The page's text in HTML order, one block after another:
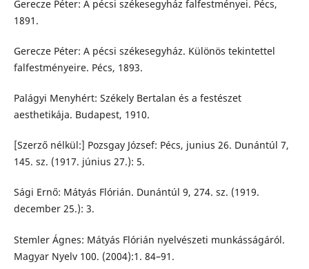
Gerecze Péter: A pécsi székesegyház falfestményei. Pécs,
1891.
Gerecze Péter: A pécsi székesegyház. Különös tekintettel
falfestményeire. Pécs, 1893.
Palágyi Menyhért: Székely Bertalan és a festészet
aesthetikája. Budapest, 1910.
[Szerző nélkül:] Pozsgay József: Pécs, junius 26. Dunántúl 7,
145. sz. (1917. június 27.): 5.
Sági Ernő: Mátyás Flórián. Dunántúl 9, 274. sz. (1919.
december 25.): 3.
Stemler Ágnes: Mátyás Flórián nyelvészeti munkásságáról.
Magyar Nyelv 100. (2004):1. 84–91.